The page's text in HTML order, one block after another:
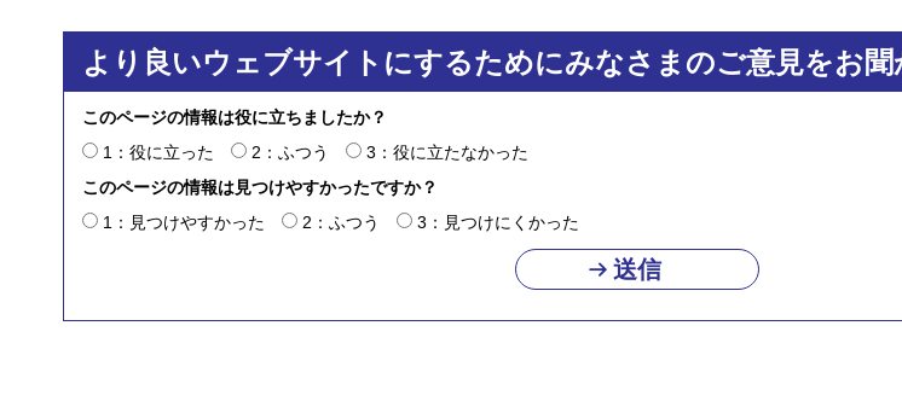
より良いウェブサイトにするためにみなさまのご意見をお
このページの情報は役に立ちましたか？
1：役に立った
2：ふつう
3：役に立たなかった
このページの情報は見つけやすかったですか？
1：見つけやすかった
2：ふつう 3：見つけにくかった